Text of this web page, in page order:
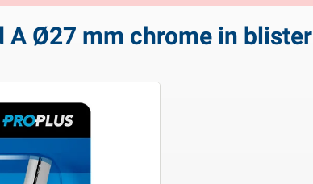
A Ø27 mm chrome in blister